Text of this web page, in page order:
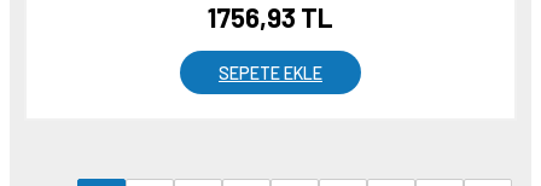
1756,93 TL
SEPETE EKLE